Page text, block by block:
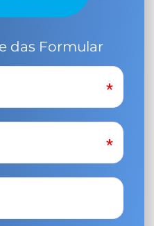
das Formular